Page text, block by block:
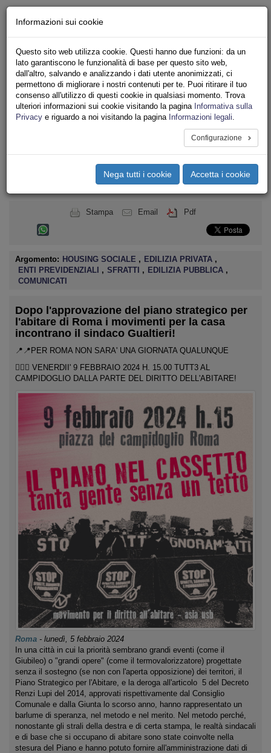
Iscriviti
Ricerca
Area Stampa
Privacy
ASSOCIAZIONI INQUILINI E ABITANTI
navigation
Toggle
Stampa Email Pdf
Argomento: HOUSING SOCIALE , EDILIZIA PRIVATA ,
ENTI PREVIDENZIALI , SFRATTI , EDILIZIA PUBBLICA ,
COMUNICATI
Dopo l'approvazione del piano strategico per
l'abitare di Roma i movimenti per la casa
incontrano il sindaco Gualtieri!
📍📍PER ROMA NON SARA' UNA GIORNATA QUALUNQUE
👉🏽📢 VENERDII' 9 FEBBRAIO 2024 H. 15.00 TUTT3 AL
CAMPIDOGLIO DALLA PARTE DEL DIRITTO DELL'ABITARE!
Roma - lunedì, 5 febbraio 2024
In una città in cui la priorità sembrano grandi eventi (come il
Giubileo) o "grandi opere" (come il termovalorizzatore) progettate
senza il sostegno (se non con l'aperta opposizione) dei territori, il
Piano Strategico per l'Abitare, e la deroga all'articolo 5 del Decreto
Renzi Lupi del 2014, approvati rispettivamente dal Consiglio
Comunale e dalla Giunta lo scorso anno, hanno rappresentato un
barlume di speranza, nel metodo e nel merito. Nel metodo perché,
nonostante gli strali della destra e di certa stampa, le realtà sindacali
e di base che si occupano di abitare sono state coinvolte nella
stesura del Piano e hanno potuto fornire all'amministrazione dati di
Informazioni sui cookie
Questo sito web utilizza cookie. Questi hanno due funzioni: da un
lato garantiscono le funzionalità di base per questo sito web,
dall'altro, salvando e analizzando i dati utente anonimizzati, ci
permettono di migliorare i nostri contenuti per te. Puoi ritirare il tuo
consenso all'utilizzo di questi cookie in qualsiasi momento. Trova
ulteriori informazioni sui cookie visitando la pagina Informativa sulla
Privacy e riguardo a noi visitando la pagina Informazioni legali.
Configurazione
Nega tutti i cookie Accetta i cookie